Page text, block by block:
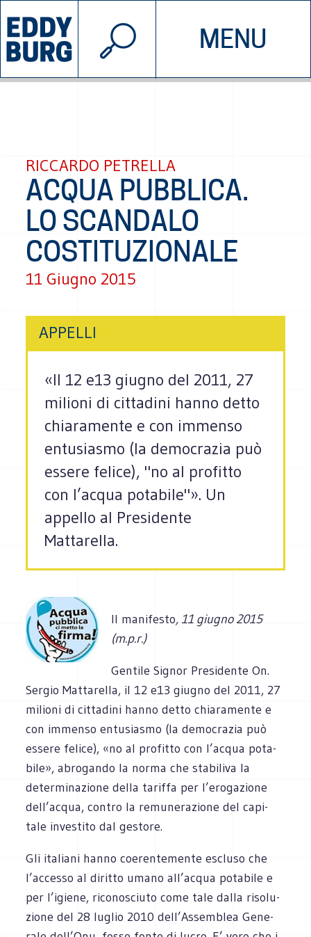
MENU
INIZIATIVE CHI SIAMO
© 2026 EDDYBURG
RICCARDO PETRELLA
ACQUA PUBBLICA.
LO SCANDALO
COSTITUZIONALE
11 Giugno 2015
APPELLI
«Il 12 e13 giu­gno del 2011, 27
milioni di cit­ta­dini hanno detto
chia­ra­mente e con immenso
entu­sia­smo (la demo­cra­zia può
essere felice), "no al pro­fitto
con l’acqua pota­bile"». Un
appello al Presidente
Mattarella.
Il manifesto, 11 giugno 2015
(m.p.r.)
Gen­tile Signor Pre­si­dente On.
Ser­gio Mat­ta­rella, il 12 e13 giu­gno del 2011, 27
milioni di cit­ta­dini hanno detto chia­ra­mente e
con immenso entu­sia­smo (la demo­cra­zia può
essere felice), «no al pro­fitto con l’acqua pota­
bile», abro­gando la norma che sta­bi­liva la
deter­mi­na­zione della tariffa per l’erogazione
dell’acqua, con­tro la remu­ne­ra­zione del capi­
tale inve­stito dal gestore.
Gli ita­liani hanno coe­ren­te­mente escluso che
l’accesso al diritto umano all’acqua pota­bile e
per l’igiene, rico­no­sciuto come tale dalla riso­lu­
zione del 28 luglio 2010 dell’Assemblea Gene­